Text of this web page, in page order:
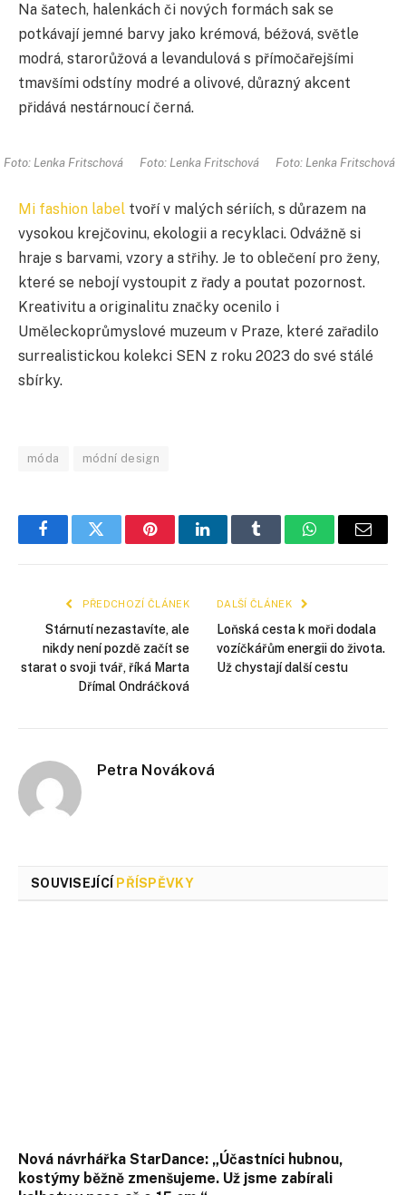
Na šatech, halenkách či nových formách sak se
potkávají jemné barvy jako krémová, béžová, světle
modrá, starorůžová a levandulová s přímočařejšími
tmavšími odstíny modré a olivové, důrazný akcent
přidává nestárnoucí černá.
Foto: Lenka Fritschová Foto: Lenka Fritschová Foto: Lenka Fritschová
Mi fashion label tvoří v malých sériích, s důrazem na
vysokou krejčovinu, ekologii a recyklaci. Odvážně si
hraje s barvami, vzory a střihy. Je to oblečení pro ženy,
které se nebojí vystoupit z řady a poutat pozornost.
Kreativitu a originalitu značky ocenilo i
Uměleckoprůmyslové muzeum v Praze, které zařadilo
surrealistickou kolekci SEN z roku 2023 do své stálé
sbírky.
móda módní design
FacebookTwitter PinterestLinkedInTumblr WhatsApp
E-
PŘEDCHOZÍ ČLÁNEK
Stárnutí nezastavíte, ale
nikdy není pozdě začít se
starat o svoji tvář, říká Marta
Dřímal Ondráčková
DALŠÍ ČLÁNEK
Loňská cesta k moři dodala
vozíčkářům energii do života.
Už chystají další cestu
Petra Nováková
SOUVISEJÍCÍ PŘÍSPĚVKY
Nová návrhářka StarDance: „Účastníci hubnou,
kostýmy běžně zmenšujeme. Už jsme zabírali